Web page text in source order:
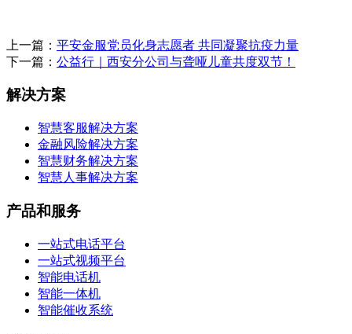
上一篇： 平安金服党员化身志愿者 共同凝聚抗疫力量
下一篇： 公益行｜西安分公司与聋哑儿童共度双节！
解决方案
智慧客服解决方案
金融风险解决方案
智慧财务解决方案
智慧人事解决方案
产品和服务
一站式电话平台
一站式视频平台
智能电话机
智能一体机
智能催收系统